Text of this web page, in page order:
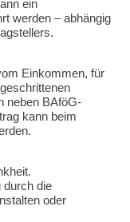
ein
werden – abhängig
Einkommen, für
neben BAföG-
kann beim
durch die
oder